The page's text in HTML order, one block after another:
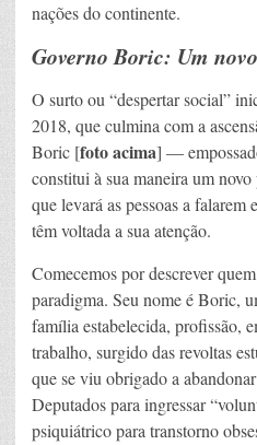
nações do continente.
Governo Boric: Um
O surto ou “despertar social”
2018, que culmina com a
Boric [foto acima] —
constitui à sua maneira um
que levará as pessoas a falarem
têm voltada a sua atenção.
Comecemos por descrever
paradigma. Seu nome é Boric,
família estabelecida, profissão,
trabalho, surgido das revoltas
que se viu obrigado a
Deputados para ingressar
psiquiátrico para transtorno